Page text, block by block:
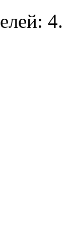
4.